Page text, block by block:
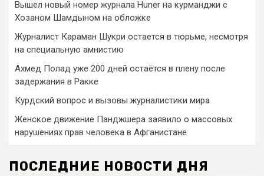
Вышел новый номер журнала Huner на курманджи с
Хозаном Шамдыном на обложке
Журналист Караман Шукри остается в тюрьме, несмотря
на специальную амнистию
Ахмед Полад уже 200 дней остаётся в плену после
задержания в Ракке
Курдский вопрос и вызовы журналистики мира
Женское движение Панджшера заявило о массовых
нарушениях прав человека в Афганистане
ПОСЛЕДНИЕ НОВОСТИ ДНЯ